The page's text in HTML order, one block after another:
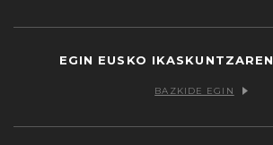
EGIN EUSKO
BAZKIDE EGIN